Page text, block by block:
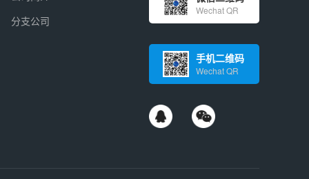
分支公司
Wechat QR
手机二维码
Wechat QR